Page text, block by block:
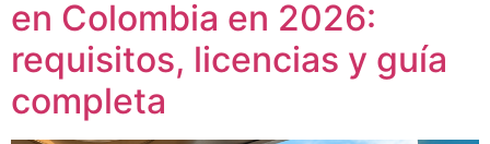
en Colombia en 2026:
requisitos, licencias y guía
completa